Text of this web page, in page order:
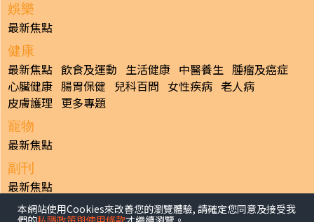
娛樂
最新焦點
健康
最新焦點 飲食及運動 生活健康 中醫養生 腫瘤及癌症
心臟健康 腸胃保健 兒科百問 女性疾病 老人病
皮膚護理 更多專題
寵物
最新焦點
副刊
最新焦點
日報
本網站使用Cookies來改善您的瀏覽體驗, 請確定您同意及接受我